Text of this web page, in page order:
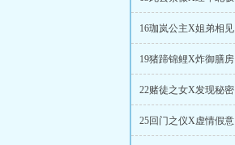
16珈岚公主X姐弟相见
19猪蹄锦鲤X炸御膳房
22赌徒之女X发现秘密
25回门之仪X虚情假意